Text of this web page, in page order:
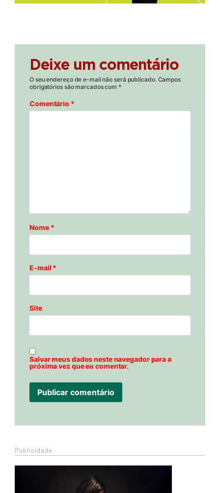
Deixe um comentário
O seu endereço de e-mail não será publicado. Campos
obrigatórios são marcados com *
Comentário *
Nome *
E-mail *
Site
Salvar meus dados neste navegador para a
próxima vez que eu comentar.
Publicidade